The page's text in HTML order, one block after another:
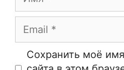
Email
Сайт
Сохранить моё